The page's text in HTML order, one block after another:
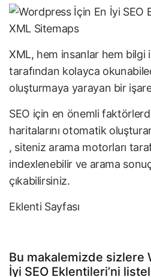
XML, hem insanlar hem bilgi
tarafından kolayca
oluşturmaya yarayan bir
SEO için en önemli
haritalarını otomatik
, siteniz arama motorları
indexlenebilir ve arama
çıkabilirsiniz.
Eklenti Sayfası
Bu makalemizde sizlere
İyi SEO Eklentileri’ni